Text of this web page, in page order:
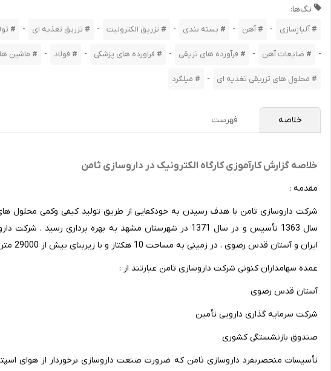
تگ‌ها:
آلیاژسازی - آهن - بسته بندی - تزریق الکترولیت - تزریق تغذیه ای -
- ضایعات آهن - فرآورده های تزیقی - فراورده های پزشکی - فولاد - ماشین
محلول های تزریقی تغذیه ای - میلگرد
خلاصه فهرست
خلاصه گزارش کارآموزی کارگاه الکترونیک در داروسازی ثامن
مقدمه :
شرکت داروسازی ثامن با هدف رسیدن به خودکفایی از طریق تولید کیفی وکمی محلول
سال 1363 تأسیس و در سال 1371 در شهرستان مشهد به بهره
ایران و آستان قدس رضوی ، در زمینی به مساحت 10 هکتار و با زیربنای بیش از 29000 متر مربع بنا شده است .
عمده سهامداران کنونی شرکت داروسازی ثامن عبارتند از :
آستان قدس رضوی
شرکت سرمایه گذاری دارویی تأمین
صندوق بازنشستگی کشوری
تأسیسات منحصربفرد داروسازی ثامن که ضرورت صنعت داروسازی برخوردار از هوای